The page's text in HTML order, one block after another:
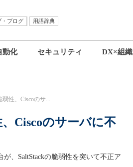
・ブログ
用語辞典
動化 セキュリティ DX×組織
弱性、Ciscoのサ...
Ciscoのサーバに不
が、SaltStackの脆弱性を突いて不正ア